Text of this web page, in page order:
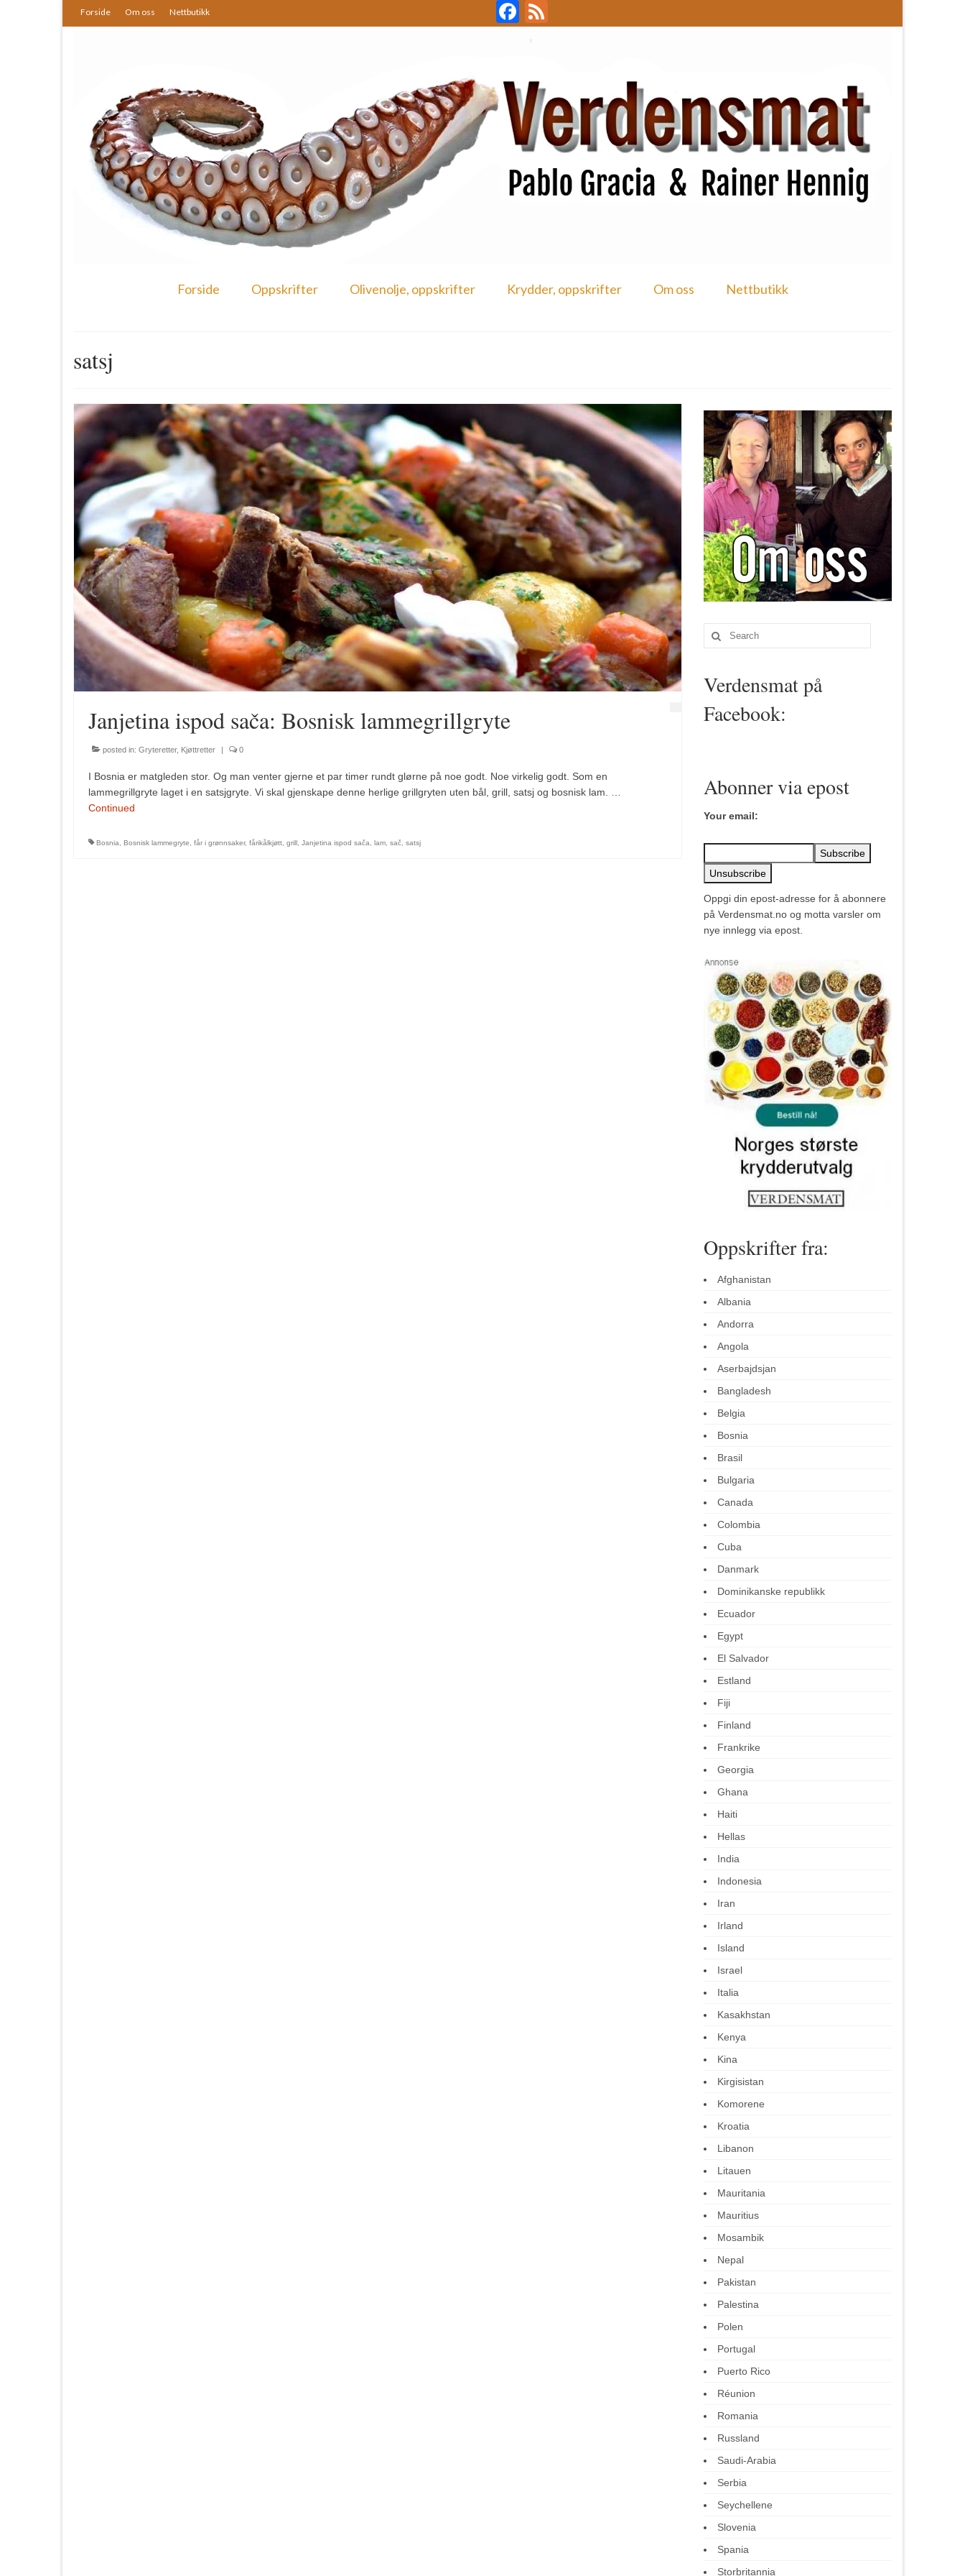
Forside Om oss Nettbutikk Facebook
Forside Oppskrifter Olivenolje, oppskrifter Krydder, oppskrifter Om oss Nettbutikk
satsj
Janjetina ispod sača: Bosnisk lammegrillgryte
posted in: Gryteretter, Kjøttretter | 0
I Bosnia er matgleden stor. Og man venter gjerne et par timer rundt glørne på noe godt. Noe virkelig godt. Som en
lammegrillgryte laget i en satsjgryte. Vi skal gjenskape denne herlige grillgryten uten bål, grill, satsj og bosnisk lam. …
Continued
Bosnia Bosnisk lammegryte får i grønnsaker, fårikålkjøtt grill Janjetina ispod sača lam sač satsj
Search
for:
Verdensmat på
Facebook:
Abonner via epost
Your email:
Oppgi din epost-adresse for å abonnere
på Verdensmat.no og motta varsler om
nye innlegg via epost.
Oppskrifter fra:
Afghanistan
Albania
Andorra
Angola
Aserbajdsjan
Bangladesh
Belgia
Bosnia
Brasil
Bulgaria
Canada
Colombia
Cuba
Danmark
Dominikanske republikk
Ecuador
Egypt
El Salvador
Estland
Fiji
Finland
Frankrike
Georgia
Ghana
Haiti
Hellas
India
Indonesia
Iran
Irland
Island
Israel
Italia
Kasakhstan
Kenya
Kina
Kirgisistan
Komorene
Kroatia
Libanon
Litauen
Mauritania
Mauritius
Mosambik
Nepal
Pakistan
Palestina
Polen
Portugal
Puerto Rico
Réunion
Romania
Russland
Saudi-Arabia
Serbia
Seychellene
Slovenia
Spania
Storbritannia